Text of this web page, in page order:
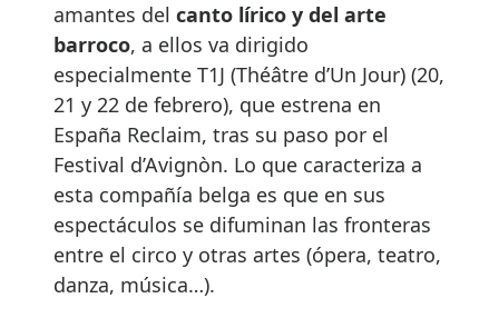
amantes del canto lírico y del arte
barroco, a ellos va dirigido
especialmente T1J (Théâtre d’Un Jour) (20,
21 y 22 de febrero), que estrena en
España Reclaim, tras su paso por el
Festival d’Avignòn. Lo que caracteriza a
esta compañía belga es que en sus
espectáculos se difuminan las fronteras
entre el circo y otras artes (ópera, teatro,
danza, música…).